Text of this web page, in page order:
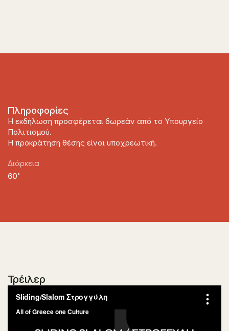
Πληροφορίες
Η εκδήλωση προσφέρεται δωρεάν από το Υπουργείο
Πολιτισμού.
Η προκράτηση θέσης είναι υποχρεωτική.
Διάρκεια
60'
Τρέιλερ